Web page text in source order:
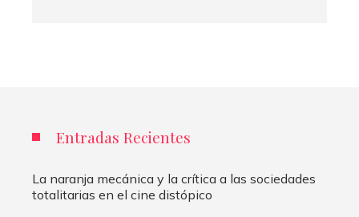
Entradas Recientes
La naranja mecánica y la crítica a las sociedades
totalitarias en el cine distópico